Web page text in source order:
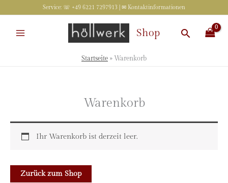
Inhalt
springen
Service: ☏ +49 6221 7297913 | ✉ Kontaktinformationen
Shop Suchen
Startseite » Warenkorb
Warenkorb
Ihr Warenkorb ist derzeit leer.
Zurück zum Shop